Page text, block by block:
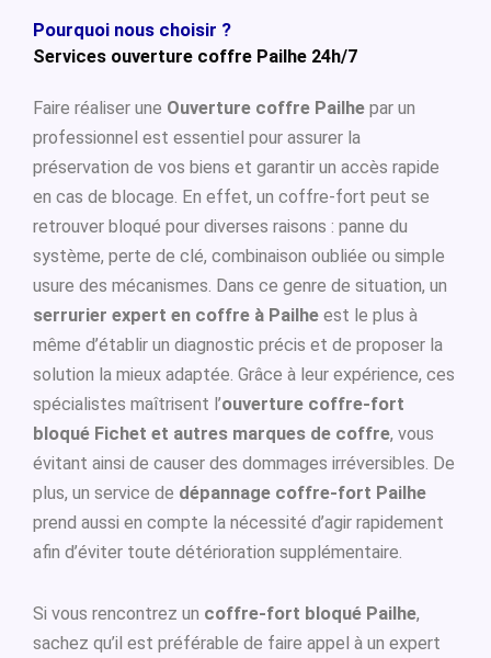
Pourquoi nous choisir ?
Services ouverture coffre Pailhe 24h/7
Faire réaliser une Ouverture coffre Pailhe par un
professionnel est essentiel pour assurer la
préservation de vos biens et garantir un accès rapide
en cas de blocage. En effet, un coffre-fort peut se
retrouver bloqué pour diverses raisons : panne du
système, perte de clé, combinaison oubliée ou simple
usure des mécanismes. Dans ce genre de situation, un
serrurier expert en coffre à Pailhe est le plus à
même d’établir un diagnostic précis et de proposer la
solution la mieux adaptée. Grâce à leur expérience, ces
spécialistes maîtrisent l’ouverture coffre-fort
bloqué Fichet et autres marques de coffre, vous
évitant ainsi de causer des dommages irréversibles. De
plus, un service de dépannage coffre-fort Pailhe
prend aussi en compte la nécessité d’agir rapidement
afin d’éviter toute détérioration supplémentaire.
Si vous rencontrez un coffre-fort bloqué Pailhe,
sachez qu’il est préférable de faire appel à un expert